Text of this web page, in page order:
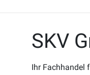
SKV
Ihr Fachhandel